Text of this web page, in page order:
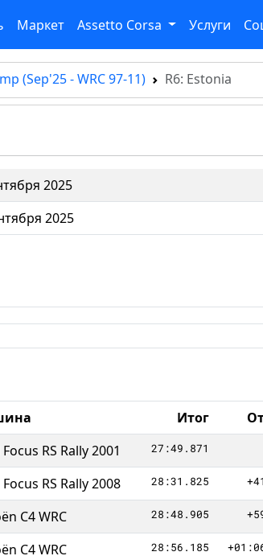
Маркет Assetto Corsa Услуги
(Sep'25 - WRC 97-11) R6: Estonia
2025
2025
Итог
RS Rally 2001 27:49.871
RS Rally 2008 28:31.825
C4 WRC 28:48.905
C4 WRC 28:56.185